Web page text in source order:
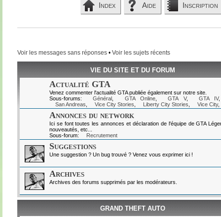
Index Aide Inscription
Voir les messages sans réponses• Voir les sujets récents
VIE DU SITE ET DU FORUM
Actualité GTA
Venez commenter l'actualité GTA publiée également sur notre site.
Sous-forums:
Général GTA Online, GTA V, GTA IV
San Andreas
Vice City Stories Liberty City Stories Vice City,
Annonces du network
Ici se font toutes les annonces et déclaration de l'équipe de GTA
nouveautés, etc...
Sous-forum:
Recrutement
Suggestions
Une suggestion ? Un bug trouvé ? Venez vous exprimer ici !
Archives
Archives des forums supprimés par les modérateurs.
GRAND THEFT AUTO